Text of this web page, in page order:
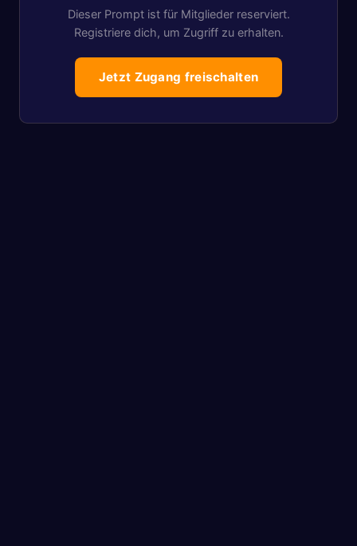
Dieser Prompt ist für Mitglieder reserviert.
Registriere dich, um Zugriff zu erhalten.
Jetzt Zugang freischalten